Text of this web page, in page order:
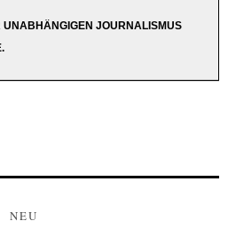
UNABHÄNGIGEN JOURNALISMUS
NEU